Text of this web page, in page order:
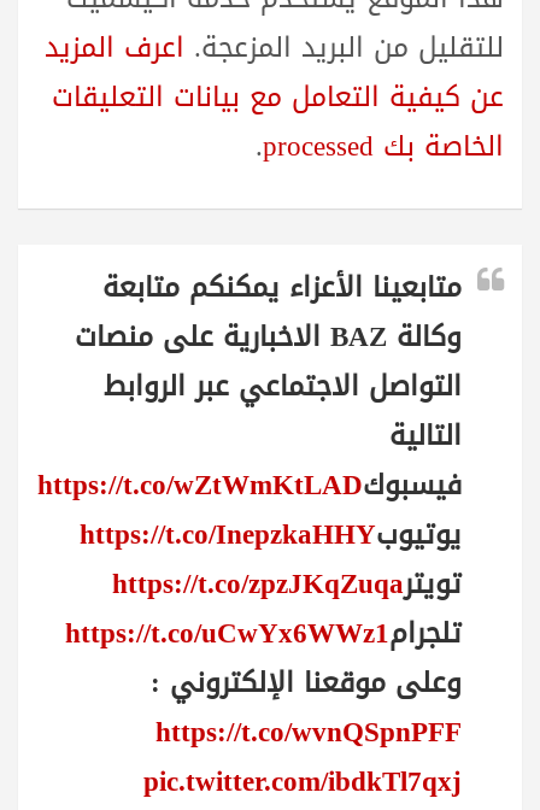
للتقليل من البريد المزعجة. اعرف المزيد
عن كيفية التعامل مع بيانات التعليقات
الخاصة بك processed
.
متابعينا الأعزاء يمكنكم متابعة
وكالة BAZ الاخبارية على منصات
التواصل الاجتماعي عبر الروابط
التالية
فيسبوكhttps://t.co/wZtWmKtLAD
يوتيوبhttps://t.co/InepzkaHHY
تويترhttps://t.co/zpzJKqZuqa
تلجرامhttps://t.co/uCwYx6WWz1
وعلى موقعنا الإلكتروني :
https://t.co/wvnQSpnPFF
pic.twitter.com/ibdkTl7qxj